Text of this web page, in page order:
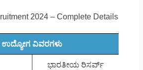
2024 – Complete Details
ಉದ್ಯೋಗ ವಿವರಗಳು
ಭಾರತೀಯ ರಿಸರ್ವ್